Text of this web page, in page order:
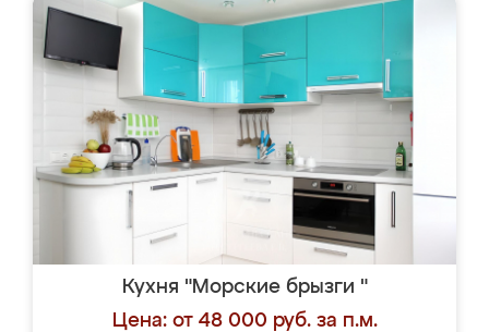
Кухня "Морские брызги "
Цена: от 48 000 руб. за п.м.